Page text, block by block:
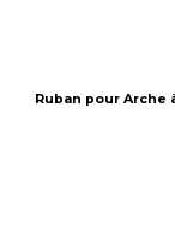
Ruban pour Arche